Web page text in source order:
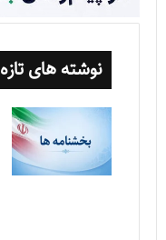
نوشته های تازه